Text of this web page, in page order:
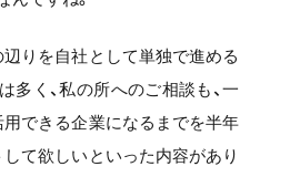
辺りを自社として単独で進める
多く、私の所へのご相談も、一
用できる企業になるまでを半年
て欲しいといった内容があり